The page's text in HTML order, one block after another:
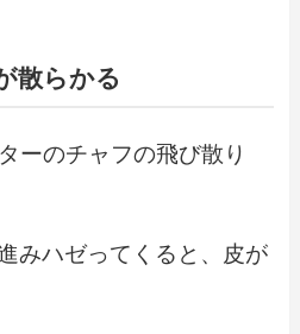
散らかる
みハゼってくると、皮が